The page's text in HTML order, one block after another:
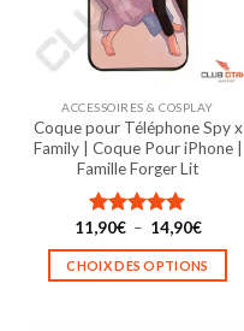
être
choisies
sur
page
du
produit
ACCESSOIRES & COSPLAY
Coque pour Téléphone Spy x
Family | Coque Pour iPhone |
Famille Forger Lit
Note5.00
sur 5
11,90€ – 14,90€Plage
prix :
11,90€
CHOIX DES OPTIONS